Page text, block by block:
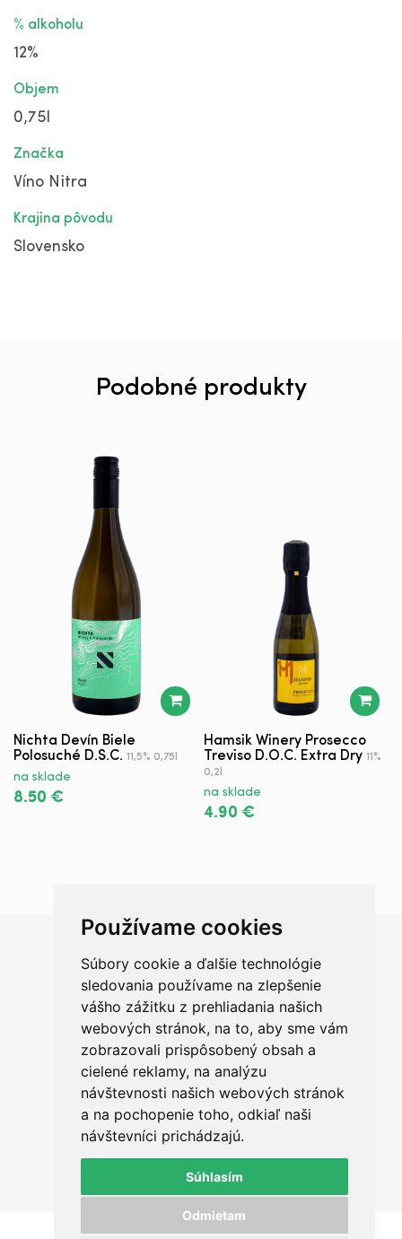
Používame cookies
Súbory cookie a ďalšie technológie
sledovania používame na zlepšenie
vášho zážitku z prehliadania našich
webových stránok, na to, aby sme vám
zobrazovali prispôsobený obsah a
cielené reklamy, na analýzu
návštevnosti našich webových stránok
a na pochopenie toho, odkiaľ naši
návštevníci prichádzajú.
Súhlasím
Odmietam
% alkoholu
12%
Objem
0,75l
Značka
Víno Nitra
Krajina pôvodu
Slovensko
Podobné produkty
Nichta Devín Biele
Polosuché D.S.C. 11,5% 0,75l
na sklade
8.50 €
Hamsik Winery Prosecco
Treviso D.O.C. Extra Dry 11%
0,2l
na sklade
4.90 €
Chceš sa radšej porozprávať?
+421 950 420 666
ahoj@qualit.sk
© 2015 - 2026 www.qualit.sk - Powered byMarek Gogoľ